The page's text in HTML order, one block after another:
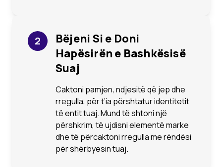
2
Bëjeni Si e Doni
Hapësirën e Bashkësisë
Suaj
Caktoni pamjen, ndjesitë që jep dhe
rregulla, për t’ia përshtatur identitetit
të entit tuaj. Mund të shtoni një
përshkrim, të ujdisni elementë marke
dhe të përcaktoni rregulla me rëndësi
për shërbyesin tuaj.